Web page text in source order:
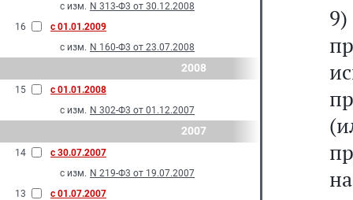
с изм. N 313-Ф3 от 30.12.2008
16
с 01.01.2009
с изм. N 160-Ф3 от 23.07.2008
2008
15
с 01.01.2008
с изм. N 302-Ф3 от 01.12.2007
2007
14
с 30.07.2007
с изм. N 219-Ф3 от 19.07.2007
13
с 01.07.2007